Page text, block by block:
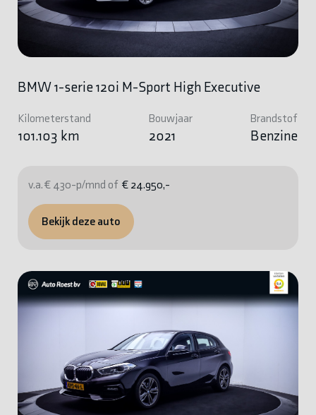
BMW 1-serie 120i M-Sport High Executive
Kilometerstand
101.103 km
Bouwjaar
2021
Brandstof
Benzine
v.a. € 430-p/mnd of € 24.950,-
Bekijk deze auto